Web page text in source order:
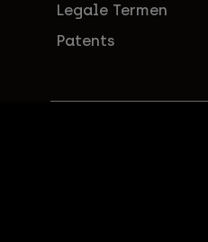
Legale Termen
Patents